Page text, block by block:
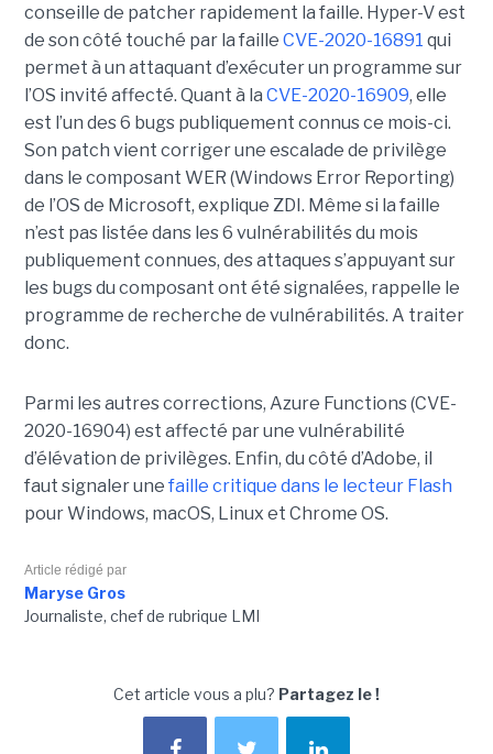
conseille de patcher rapidement la faille. Hyper-V est
de son côté touché par la faille CVE-2020-16891 qui
permet à un attaquant d’exécuter un programme sur
l’OS invité affecté. Quant à la CVE-2020-16909, elle
est l’un des 6 bugs publiquement connus ce mois-ci.
Son patch vient corriger une escalade de privilège
dans le composant WER (Windows Error Reporting)
de l’OS de Microsoft, explique ZDI. Même si la faille
n’est pas listée dans les 6 vulnérabilités du mois
publiquement connues, des attaques s’appuyant sur
les bugs du composant ont été signalées, rappelle le
programme de recherche de vulnérabilités. A traiter
donc.
Parmi les autres corrections, Azure Functions (CVE-
2020-16904) est affecté par une vulnérabilité
d’élévation de privilèges. Enfin, du côté d’Adobe, il
faut signaler une faille critique dans le lecteur Flash
pour Windows, macOS, Linux et Chrome OS.
Article rédigé par
Maryse Gros
Journaliste, chef de rubrique LMI
Cet article vous a plu? Partagez le !